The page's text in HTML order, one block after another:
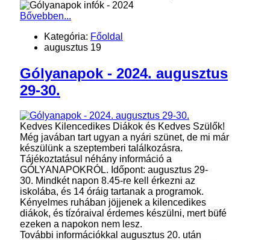
Bővebben...
Kategória: Főoldal
augusztus 19
Gólyanapok - 2024. augusztus
29-30.
Kedves Kilencedikes Diákok és Kedves Szülők!
Még javában tart ugyan a nyári szünet, de mi már
készülünk a szeptemberi találkozásra.
Tájékoztatásul néhány információ a
GÓLYANAPOKRÓL. Időpont: augusztus 29-
30. Mindkét napon 8.45-re kell érkezni az
iskolába, és 14 óráig tartanak a programok.
Kényelmes ruhában jöjjenek a kilencedikes
diákok, és tízóraival érdemes készülni, mert büfé
ezeken a napokon nem lesz.
További információkkal augusztus 20. után